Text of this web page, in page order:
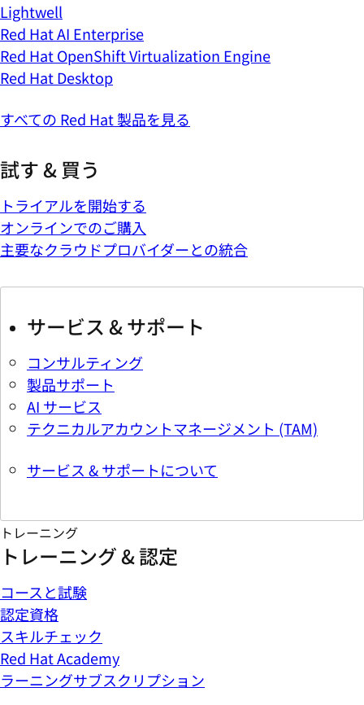
Lightwell
Red Hat AI Enterprise
Red Hat OpenShift Virtualization Engine
Red Hat Desktop
すべての Red Hat 製品を見る
試す & 買う
トライアルを開始する
オンラインでのご購入
主要なクラウドプロバイダーとの統合
サービス & サポート
コンサルティング
製品サポート
AI サービス
テクニカルアカウントマネージメント (TAM)
サービス & サポートについて
トレーニング
トレーニング & 認定
コースと試験
認定資格
スキルチェック
Red Hat Academy
ラーニングサブスクリプション